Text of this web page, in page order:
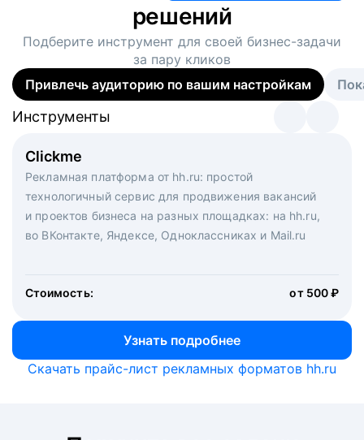
решений
Подберите инструмент для своей бизнес-задачи
за пару кликов
Привлечь аудиторию по вашим настройкам
Clickme
Рекламная платформа от hh.ru: простой
технологичный сервис для продвижения вакансий
и проектов бизнеса на разных площадках: на hh.ru,
во ВКонтакте, Яндексе, Одноклассниках и Mail.ru
Стоимость: от 500 ₽
Узнать подробнее
Инструменты
Вакансия дня
Рекламный формат для вакансий на главной странице
hh.ru. Увеличивает количество откликов
Инструменты
Массовый подбор под ключ. Решите, сколько
кандидатов и когда вам нужно, и за дело возьмутся
маркетологи, рекрутеры и проектные менеджеры
hh.ru с целым набором digital-инструментов
Инструменты
Скачать прайс-лист рекламных форматов hh.ru